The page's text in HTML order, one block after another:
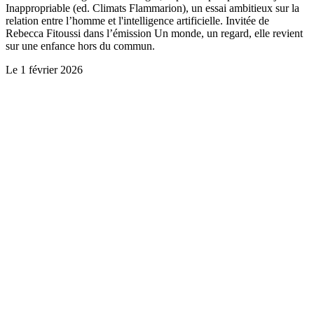
Inappropriable (ed. Climats Flammarion), un essai ambitieux sur la
relation entre l’homme et l'intelligence artificielle. Invitée de
Rebecca Fitoussi dans l’émission Un monde, un regard, elle revient
sur une enfance hors du commun.
Le 1 février 2026